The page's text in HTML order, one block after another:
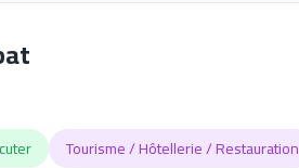
Tourisme / Hôtellerie / Restauration